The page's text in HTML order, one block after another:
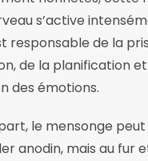
s’active
responsable de la
de la planification
des émotions.
le mensonge peut
anodin, mais au fur